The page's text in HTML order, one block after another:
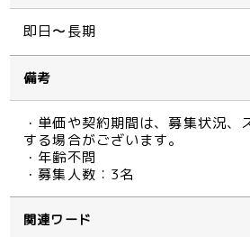
即日〜長期
備考
・単価や契約期間は、募集状況、
する場合がございます。
・年齢不問
・募集人数：3名
関連ワード